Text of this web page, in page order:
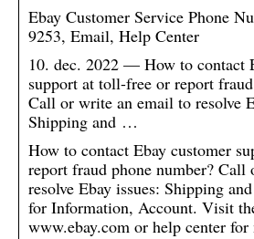
Ebay Customer Service Phone
9253, Email, Help Center
10. dec. 2022 — How to contact
support at toll-free or report
Call or write an email to resolve
Shipping and …
How to contact Ebay customer
report fraud phone number?
resolve Ebay issues: Shipping
for Information, Account. Visit
www.ebay.com or help center